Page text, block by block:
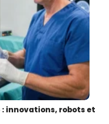
: innovations, robots et